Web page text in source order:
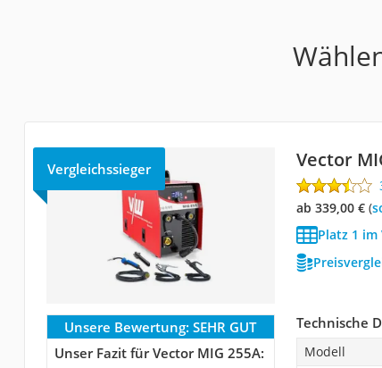
Vergleichssieger Vector
ab 339,00 €(
Platz 1 im
Unsere Bewertung: SEHR GUT
Unser Fazit für Vector MIG 255A:
Technische
Modell